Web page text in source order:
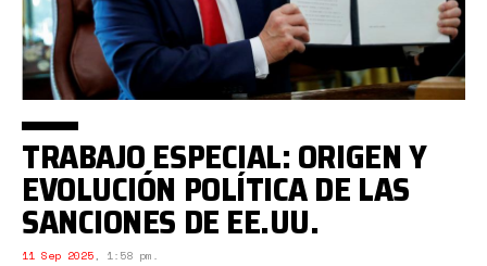
TRABAJO ESPECIAL: ORIGEN Y
EVOLUCIÓN POLÍTICA DE LAS
SANCIONES DE EE.UU.
11 Sep 2025, 1:58 pm.